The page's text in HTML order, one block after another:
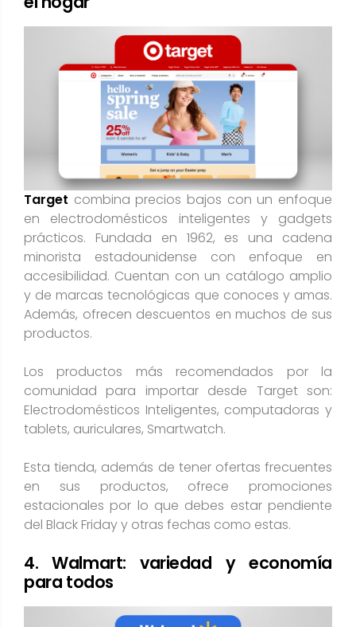
Target combina precios bajos con un enfoque
en electrodomésticos inteligentes y gadgets
prácticos. Fundada en 1962, es una cadena
minorista estadounidense con enfoque en
accesibilidad. Cuentan con un catálogo amplio
y de marcas tecnológicas que conoces y amas.
Además, ofrecen descuentos en muchos de sus
productos.
Los productos más recomendados por la
comunidad para importar desde Target son:
Electrodomésticos Inteligentes, computadoras y
tablets, auriculares, Smartwatch.
Esta tienda, además de tener ofertas frecuentes
en sus productos, ofrece promociones
estacionales por lo que debes estar pendiente
del Black Friday y otras fechas como estas.
4. Walmart: variedad y economía
para todos